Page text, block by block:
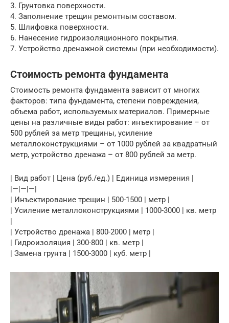
3. Грунтовка поверхности.
4. Заполнение трещин ремонтным составом.
5. Шлифовка поверхности.
6. Нанесение гидроизоляционного покрытия.
7. Устройство дренажной системы (при необходимости).
Стоимость ремонта фундамента
Стоимость ремонта фундамента зависит от многих
факторов: типа фундамента, степени повреждения,
объема работ, используемых материалов. Примерные
цены на различные виды работ: инъектирование – от
500 рублей за метр трещины, усиление
металлоконструкциями – от 1000 рублей за квадратный
метр, устройство дренажа – от 800 рублей за метр.
| Вид работ | Цена (руб./ед.) | Единица измерения |
|—|—|—|
| Инъектирование трещин | 500-1500 | метр |
| Усиление металлоконструкциями | 1000-3000 | кв. метр
|
| Устройство дренажа | 800-2000 | метр |
| Гидроизоляция | 300-800 | кв. метр |
| Замена грунта | 1500-3000 | куб. метр |